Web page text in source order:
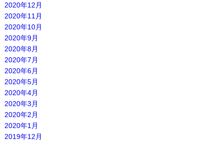
2020年12月
2020年11月
2020年10月
2020年9月
2020年8月
2020年7月
2020年6月
2020年5月
2020年4月
2020年3月
2020年2月
2020年1月
2019年12月